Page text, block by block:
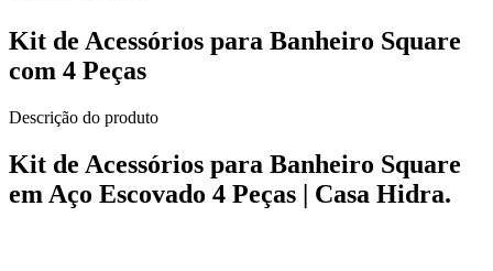
Kit de Acessórios para Banheiro Square
com 4 Peças
Descrição do produto
Kit de Acessórios para Banheiro Square
em Aço Escovado 4 Peças | Casa Hidra.